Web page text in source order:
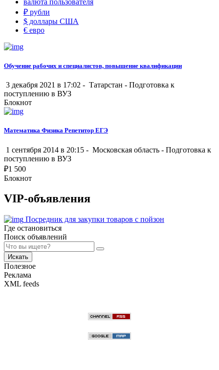
₽ рубли
$ доллары США
€ евро
Обучение рабочих и специалистов, повышение квалификации
3 декабря 2021 в 17:02 - Татарстан - Подготовка к
поступлению в ВУЗ
Блокнот
Математика Физика Репетитор ЕГЭ
1 сентября 2014 в 20:15 - Московская область - Подготовка к
поступлению в ВУЗ
₽1 500
Блокнот
VIP-объявления
Посредник для закупки товаров с пойзон
Где остановиться
Поиск объявлений
Искать
Полезное
Реклама
XML feeds